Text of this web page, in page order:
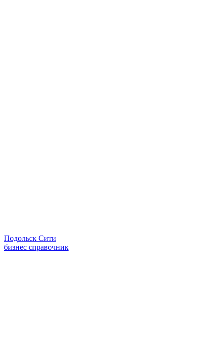
Подольск Сити
бизнес справочник